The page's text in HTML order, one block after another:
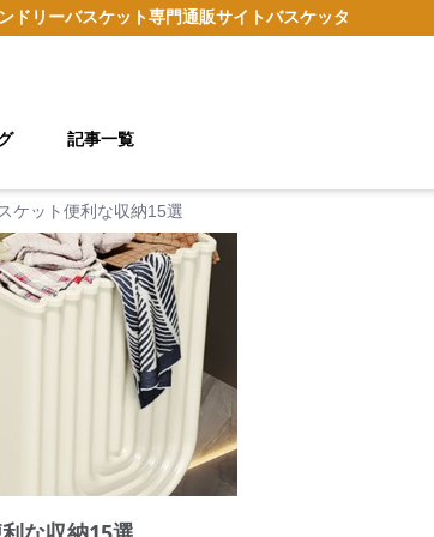
ドリーバスケット専門通販サイトバスケッタ
記事一覧
ケット便利な収納15選